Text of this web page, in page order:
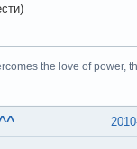
the love of power,